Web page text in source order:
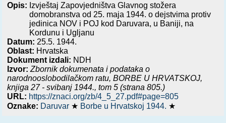
Opis: Izvještaj Zapovjedništva Glavnog stožera
domobranstva od 25. maja 1944. o dejstvima protiv
jedinica NOV i POJ kod Daruvara, u Baniji, na
Kordunu i Ugljanu
Datum: 25.5. 1944.
Oblast: Hrvatska
Dokument izdali: NDH
Izvor: Zbornik dokumenata i podataka o
narodnooslobodilačkom ratu,BORBE U HRVATSKOJ,
knjiga 27 - svibanj 1944., tom 5 (strana 805.)
URL: https://znaci.org/zb/4_5_27.pdf#page=805
Oznake: Daruvar ★ Borbe u Hrvatskoj 1944. ★